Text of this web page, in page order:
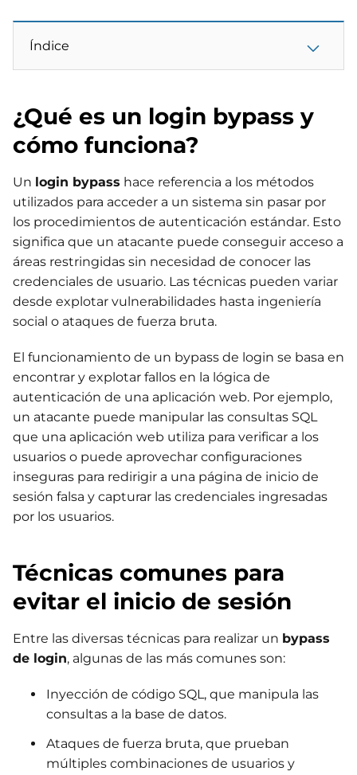
Índice
¿Qué es un login bypass y
cómo funciona?
Un login bypass hace referencia a los métodos
utilizados para acceder a un sistema sin pasar por
los procedimientos de autenticación estándar. Esto
significa que un atacante puede conseguir acceso a
áreas restringidas sin necesidad de conocer las
credenciales de usuario. Las técnicas pueden variar
desde explotar vulnerabilidades hasta ingeniería
social o ataques de fuerza bruta.
El funcionamiento de un bypass de login se basa en
encontrar y explotar fallos en la lógica de
autenticación de una aplicación web. Por ejemplo,
un atacante puede manipular las consultas SQL
que una aplicación web utiliza para verificar a los
usuarios o puede aprovechar configuraciones
inseguras para redirigir a una página de inicio de
sesión falsa y capturar las credenciales ingresadas
por los usuarios.
Técnicas comunes para
evitar el inicio de sesión
Entre las diversas técnicas para realizar un bypass
de login, algunas de las más comunes son:
Inyección de código SQL, que manipula las
consultas a la base de datos.
Ataques de fuerza bruta, que prueban
múltiples combinaciones de usuarios y